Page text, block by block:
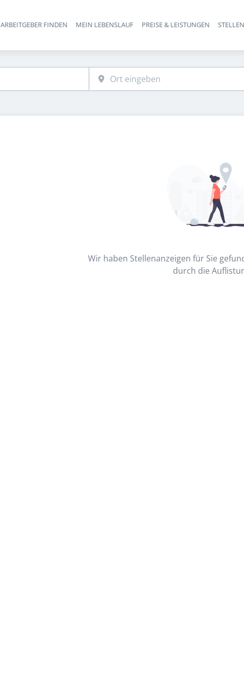
Haupt-Navigation
ARBEITGEBER FINDEN MEIN LEBENSLAUF PREISE & LEISTUNGEN
Wir haben Stellenanzeigen für Sie
durch die